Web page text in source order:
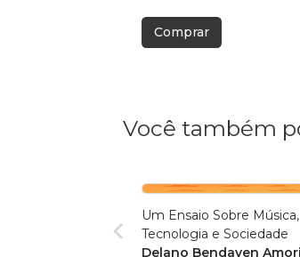
Comprar
Você também
Um Ensaio Sobre Música,
Tecnologia e Sociedade
Delano Bendayen